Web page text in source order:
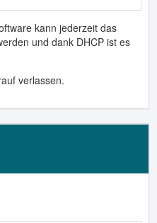
kann jederzeit das
und dank DHCP ist es
verlassen.